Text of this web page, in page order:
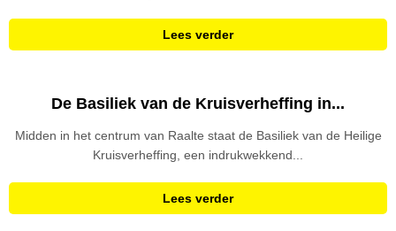
Lees verder
De Basiliek van de Kruisverheffing in...
Midden in het centrum van Raalte staat de Basiliek van de Heilige
Kruisverheffing, een indrukwekkend...
Lees verder